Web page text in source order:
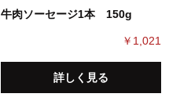
牛肉ソーセージ1本 150g
￥1,021
詳しく見る